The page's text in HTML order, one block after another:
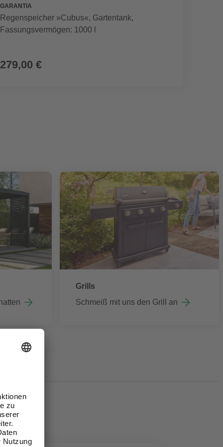
GARANTIA
Regenspeicher »Cubus«, Gartentank,
Fassungsvermögen: 1000 l
279,00 €
Grills
Schmeiß mit uns den Grill an